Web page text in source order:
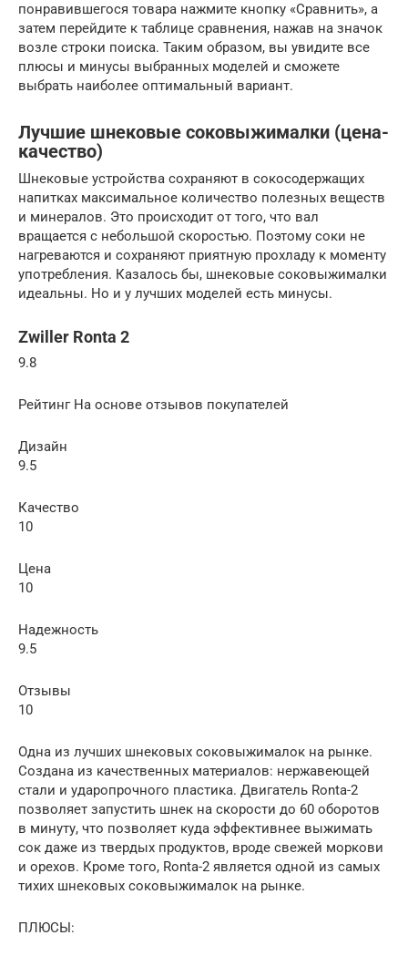
понравившегося товара нажмите кнопку «Сравнить», а
затем перейдите к таблице сравнения, нажав на значок
возле строки поиска. Таким образом, вы увидите все
плюсы и минусы выбранных моделей и сможете
выбрать наиболее оптимальный вариант.
Лучшие шнековые соковыжималки (цена-
качество)
Шнековые устройства сохраняют в сокосодержащих
напитках максимальное количество полезных веществ
и минералов. Это происходит от того, что вал
вращается с небольшой скоростью. Поэтому соки не
нагреваются и сохраняют приятную прохладу к моменту
употребления. Казалось бы, шнековые соковыжималки
идеальны. Но и у лучших моделей есть минусы.
Zwiller Ronta 2
9.8
Рейтинг На основе отзывов покупателей
Дизайн
9.5
Качество
10
Цена
10
Надежность
9.5
Отзывы
10
Одна из лучших шнековых соковыжималок на рынке.
Создана из качественных материалов: нержавеющей
стали и ударопрочного пластика. Двигатель Ronta-2
позволяет запустить шнек на скорости до 60 оборотов
в минуту, что позволяет куда эффективнее выжимать
сок даже из твердых продуктов, вроде свежей моркови
и орехов. Кроме того, Ronta-2 является одной из самых
тихих шнековых соковыжималок на рынке.
ПЛЮСЫ: